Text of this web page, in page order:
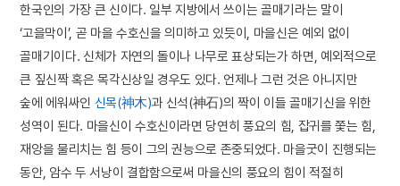
한국인의 가장 큰 신이다. 일부 지방에서 쓰이는 골매기라는 말이
‘고을막이’, 곧 마을 수호신을 의미하고 있듯이, 마을신은 예외 없이
골매기이다. 신체가 자연의 돌이나 나무로 표상되는가 하면, 예외적으로
큰 짚신짝 혹은 목각신상일 경우도 있다. 언제나 그런 것은 아니지만
숲에 에워싸인 신목(神木)과 신석(神石)의 짝이 이들 골매기신을 위한
성역이 된다. 마을신이 수호신이라면 당연히 풍요의 힘, 잡귀를 쫓는 힘,
재앙을 물리치는 힘 등이 그의 권능으로 존중되었다. 마을굿이 진행되는
동안, 암수 두 서낭이 결합함으로써 마을신의 풍요의 힘이 적절히